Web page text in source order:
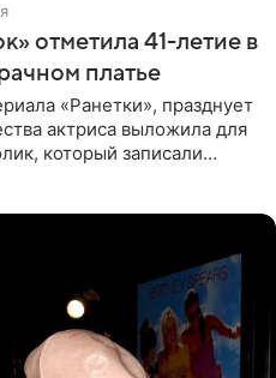
отметила 41-летие в
платье
«Ранетки», празднует
актриса выложила для
который записали